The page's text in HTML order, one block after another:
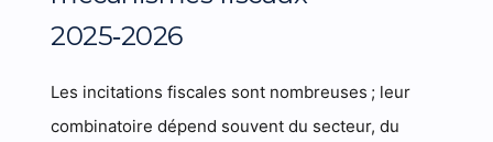
2025‑2026
Les incitations fiscales sont nombreuses ; leur
combinatoire dépend souvent du secteur, du